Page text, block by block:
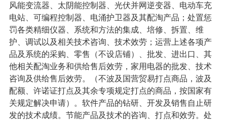
风能变流器、太阴能控制器、光伏并网逆变器、电动车充
电站、可编程控制器、电涌护卫器及其配淘产品；处置惩
罚各类精细仪器、系统和方法的集成、培修、拆置、维
护、调试以及相关技术咨询、技术效劳；运营上述各项产
品及系统的采购、零售（不设店铺）、批发、进出口、其
他相关配淘业务和供给售后效劳，家用电器的批发、技术
咨询及供给售后效劳。（不波及国营贸易打点商品，波及
配额、许诺证打点及其余专项规定打点的商品，按国家有
关规定解决申请）。软件产品的钻研、开发及销售自止研
发的技术成绩。节能产品及技术的咨询、打点和效劳。处